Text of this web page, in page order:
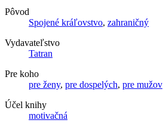
Pôvod
Spojené kráľovstvo, zahraničný
Vydavateľstvo
Tatran
Pre koho
pre ženy, pre dospelých, pre mužov
Účel knihy
motivačná